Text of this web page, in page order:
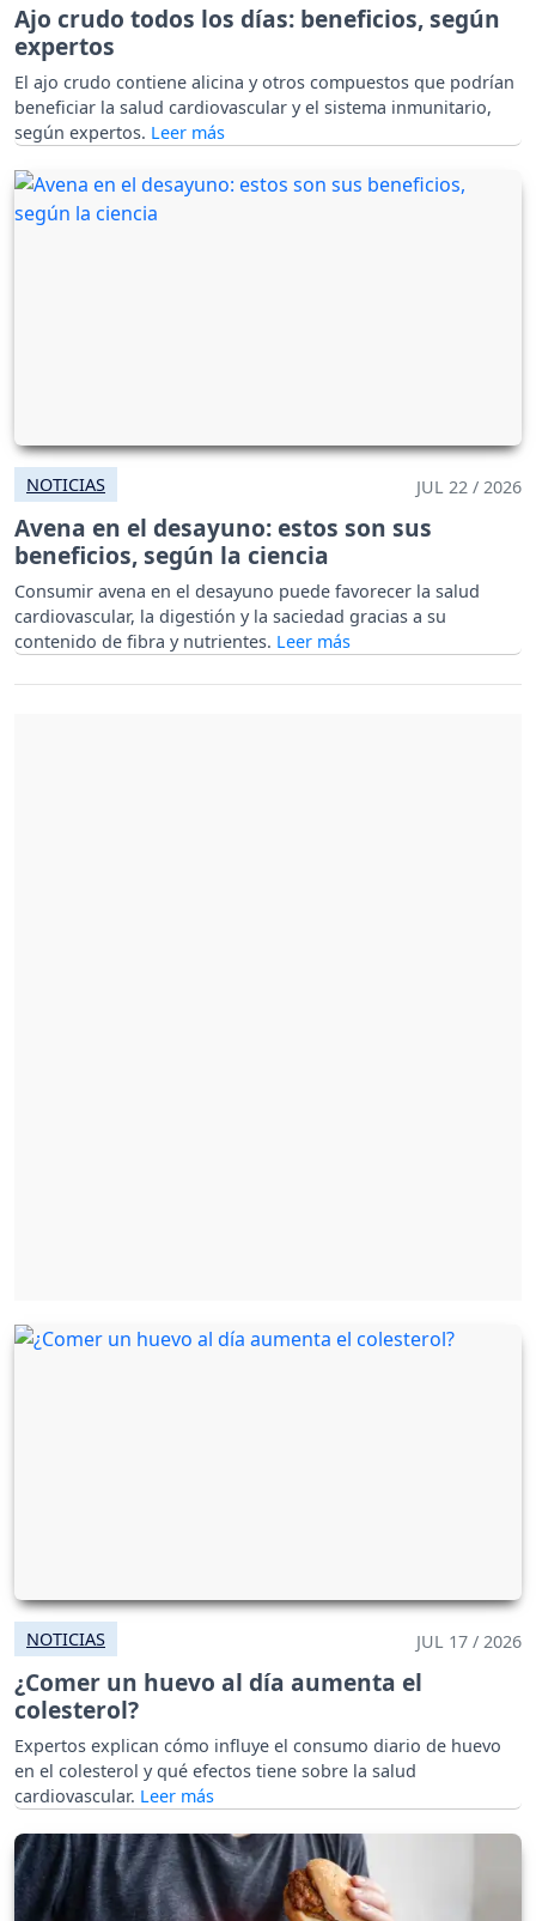
Ajo crudo todos los días: beneficios, según
expertos
El ajo crudo contiene alicina y otros compuestos que podrían
beneficiar la salud cardiovascular y el sistema inmunitario,
según expertos.
NOTICIAS JUL 22 / 2026
Avena en el desayuno: estos son sus
beneficios, según la ciencia
Consumir avena en el desayuno puede favorecer la salud
cardiovascular, la digestión y la saciedad gracias a su
contenido de fibra y nutrientes.
NOTICIAS JUL 17 / 2026
¿Comer un huevo al día aumenta el
colesterol?
Expertos explican cómo influye el consumo diario de huevo
en el colesterol y qué efectos tiene sobre la salud
cardiovascular.